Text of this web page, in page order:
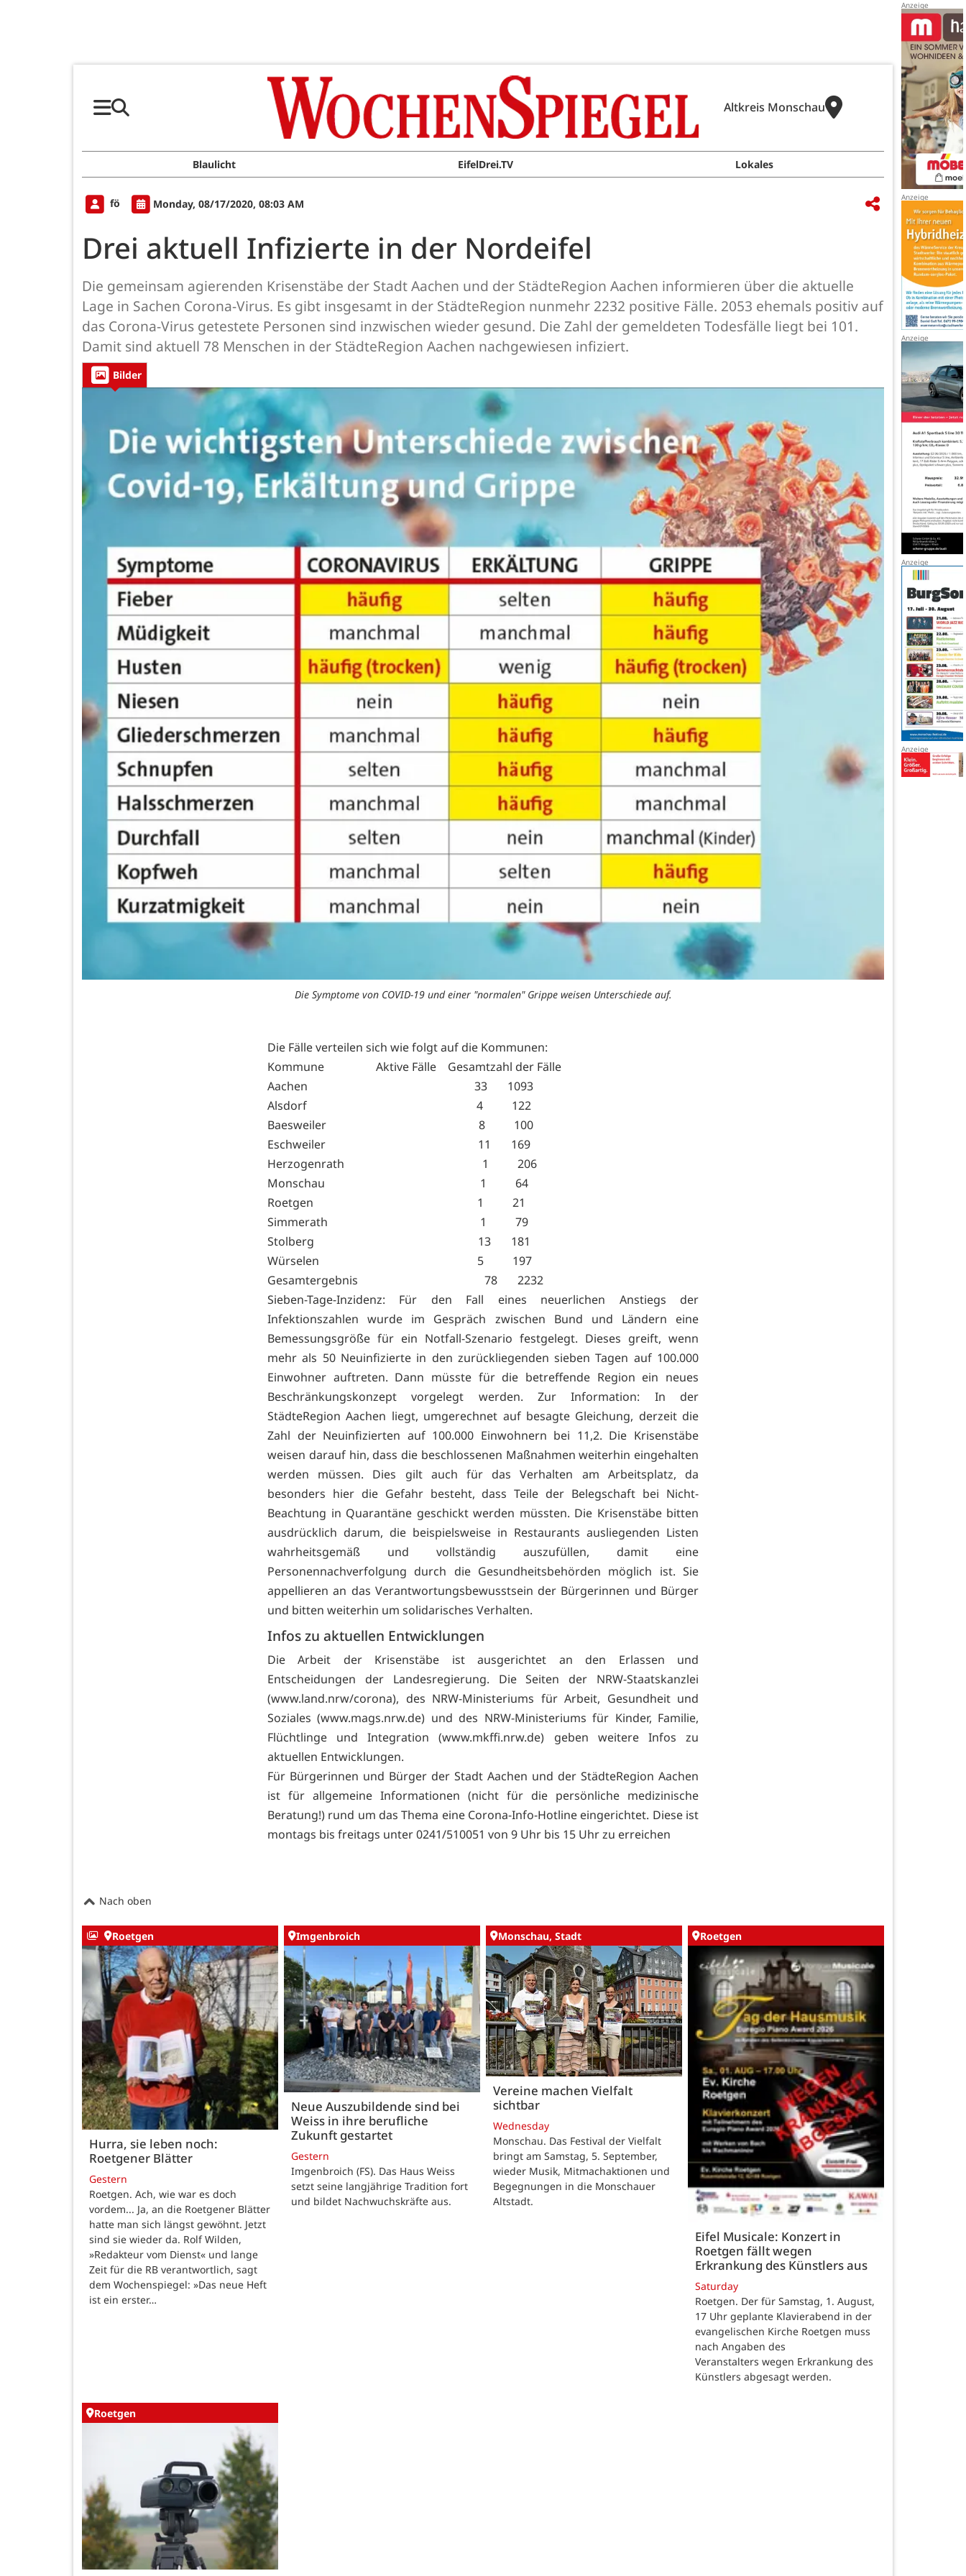
Altkreis Monschau
Blaulicht EifelDrei.TV Lokales
fö Monday, 08/17/2020, 08:03 AM
Drei aktuell Infizierte in der Nordeifel
Die gemeinsam agierenden Krisenstäbe der Stadt Aachen und der StädteRegion Aachen informieren über die aktuelle
Lage in Sachen Corona-Virus. Es gibt insgesamt in der StädteRegion nunmehr 2232 positive Fälle. 2053 ehemals positiv auf
das Corona-Virus getestete Personen sind inzwischen wieder gesund. Die Zahl der gemeldeten Todesfälle liegt bei 101.
Damit sind aktuell 78 Menschen in der StädteRegion Aachen nachgewiesen infiziert.
Bilder
Die Symptome von COVID-19 und einer "normalen" Grippe weisen Unterschiede auf.
Die Fälle verteilen sich wie folgt auf die Kommunen:
Kommune Aktive Fälle Gesamtzahl der Fälle
Aachen 33 1093
Alsdorf 4 122
Baesweiler 8 100
Eschweiler 11 169
Herzogenrath 1 206
Monschau 1 64
Roetgen 1 21
Simmerath 1 79
Stolberg 13 181
Würselen 5 197
Gesamtergebnis 78 2232
Sieben-Tage-Inzidenz: Für den Fall eines neuerlichen Anstiegs der
Infektionszahlen wurde im Gespräch zwischen Bund und Ländern eine
Bemessungsgröße für ein Notfall-Szenario festgelegt. Dieses greift, wenn
mehr als 50 Neuinfizierte in den zurückliegenden sieben Tagen auf 100.000
Einwohner auftreten. Dann müsste für die betreffende Region ein neues
Beschränkungskonzept vorgelegt werden. Zur Information: In der
StädteRegion Aachen liegt, umgerechnet auf besagte Gleichung, derzeit die
Zahl der Neuinfizierten auf 100.000 Einwohnern bei 11,2. Die Krisenstäbe
weisen darauf hin, dass die beschlossenen Maßnahmen weiterhin eingehalten
werden müssen. Dies gilt auch für das Verhalten am Arbeitsplatz, da
besonders hier die Gefahr besteht, dass Teile der Belegschaft bei Nicht-
Beachtung in Quarantäne geschickt werden müssten. Die Krisenstäbe bitten
ausdrücklich darum, die beispielsweise in Restaurants ausliegenden Listen
wahrheitsgemäß und vollständig auszufüllen, damit eine
Personennachverfolgung durch die Gesundheitsbehörden möglich ist. Sie
appellieren an das Verantwortungsbewusstsein der Bürgerinnen und Bürger
und bitten weiterhin um solidarisches Verhalten.
Infos zu aktuellen Entwicklungen
Die Arbeit der Krisenstäbe ist ausgerichtet an den Erlassen und
Entscheidungen der Landesregierung. Die Seiten der NRW-Staatskanzlei
(www.land.nrw/corona), des NRW-Ministeriums für Arbeit, Gesundheit und
Soziales (www.mags.nrw.de) und des NRW-Ministeriums für Kinder, Familie,
Flüchtlinge und Integration (www.mkffi.nrw.de) geben weitere Infos zu
aktuellen Entwicklungen.
Für Bürgerinnen und Bürger der Stadt Aachen und der StädteRegion Aachen
ist für allgemeine Informationen (nicht für die persönliche medizinische
Beratung!) rund um das Thema eine Corona-Info-Hotline eingerichtet. Diese ist
montags bis freitags unter 0241/510051 von 9 Uhr bis 15 Uhr zu erreichen
Nach oben
Roetgen
Hurra, sie leben noch:
Roetgener Blätter
Gestern
Roetgen. Ach, wie war es doch
vordem... Ja, an die Roetgener Blätter
hatte man sich längst gewöhnt. Jetzt
sind sie wieder da. Rolf Wilden,
»Redakteur vom Dienst« und lange
Zeit für die RB verantwortlich, sagt
dem Wochenspiegel: »Das neue Heft
ist ein erster…
Imgenbroich
Neue Auszubildende sind bei
Weiss in ihre berufliche
Zukunft gestartet
Gestern
Imgenbroich (FS). Das Haus Weiss
setzt seine langjährige Tradition fort
und bildet Nachwuchskräfte aus.
Monschau, Stadt
Vereine machen Vielfalt
sichtbar
Wednesday
Monschau. Das Festival der Vielfalt
bringt am Samstag, 5. September,
wieder Musik, Mitmachaktionen und
Begegnungen in die Monschauer
Altstadt.
Roetgen
Eifel Musicale: Konzert in
Roetgen fällt wegen
Erkrankung des Künstlers aus
Saturday
Roetgen. Der für Samstag, 1. August,
17 Uhr geplante Klavierabend in der
evangelischen Kirche Roetgen muss
nach Angaben des
Veranstalters wegen Erkrankung des
Künstlers abgesagt werden.
Roetgen